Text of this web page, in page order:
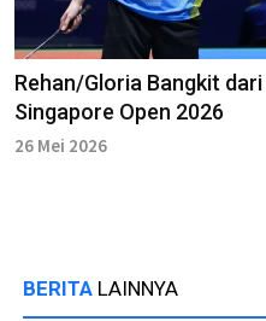
Rehan/Gloria Bangkit
Singapore Open 2026
26 Mei 2026
BERITA LAINNYA